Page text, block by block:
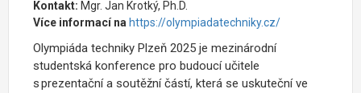
Kontakt: Mgr. Jan Krotký, Ph.D.
Více informací na https://olympiadatechniky.cz/
Olympiáda techniky Plzeň 2025 je mezinárodní
studentská konference pro budoucí učitele
s prezentační a soutěžní částí, která se uskuteční ve